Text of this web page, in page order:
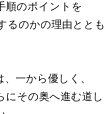
順のポイントを
るのかの理由とと
一から優しく、
にその奥へ進む道